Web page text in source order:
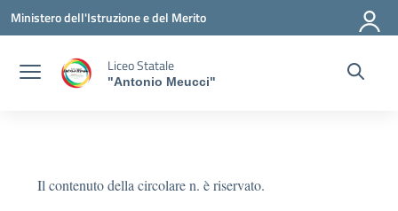
Vai ai contenuti
Vai al menu di navigazione
Vai al footer
Ministero dell'Istruzione e del Merito
Liceo Statale
"Antonio Meucci"
Il contenuto della circolare n. è riservato.